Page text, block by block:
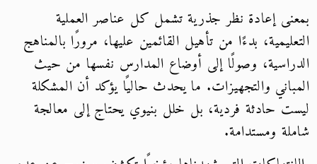
بمعنى إعادة نظر جذرية تشمل كل عناصر العملية
التعليمية، بدءًا من تأهيل القائمين عليها، مرورًا بالمناهج
الدراسية، وصولًا إلى أوضاع المدارس نفسها من حيث
المباني والتجهيزات. ما يحدث حاليًا يؤكد أن المشكلة
ليست حادثة فردية، بل خلل بنيوي يحتاج إلى معالجة
شاملة ومستدامة.